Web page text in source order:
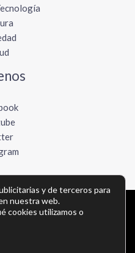
reservados -
de cookies
y de terceros para
nuestra web.
cookies utilizamos o